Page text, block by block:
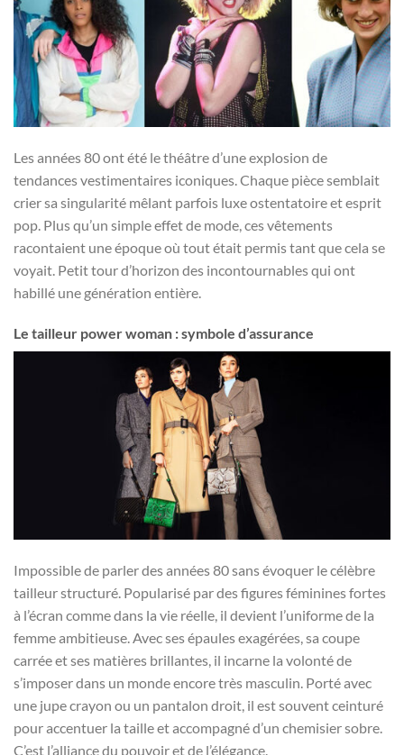
Les années 80 ont été le théâtre d’une explosion de
tendances vestimentaires iconiques. Chaque pièce semblait
crier sa singularité mêlant parfois luxe ostentatoire et esprit
pop. Plus qu’un simple effet de mode, ces vêtements
racontaient une époque où tout était permis tant que cela se
voyait. Petit tour d’horizon des incontournables qui ont
habillé une génération entière.
Le tailleur power woman : symbole d’assurance
Impossible de parler des années 80 sans évoquer le célèbre
tailleur structuré. Popularisé par des figures féminines fortes
à l’écran comme dans la vie réelle, il devient l’uniforme de la
femme ambitieuse. Avec ses épaules exagérées, sa coupe
carrée et ses matières brillantes, il incarne la volonté de
s’imposer dans un monde encore très masculin. Porté avec
une jupe crayon ou un pantalon droit, il est souvent ceinturé
pour accentuer la taille et accompagné d’un chemisier sobre.
C’est l’alliance du pouvoir et de l’élégance.